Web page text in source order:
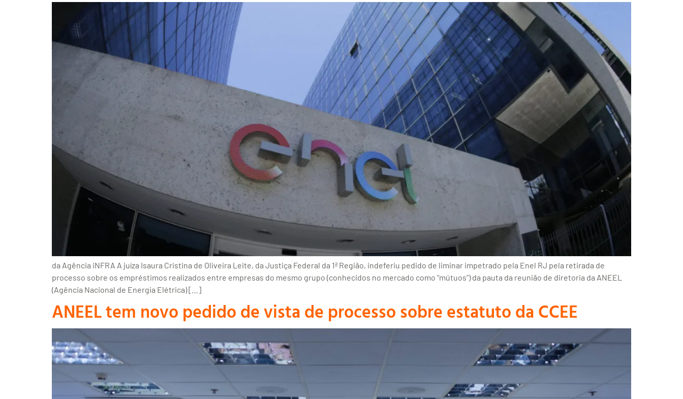
da Agência iNFRA A juíza Isaura Cristina de Oliveira Leite, da Justiça Federal da 1ª Região, indeferiu pedido de liminar impetrado pela Enel RJ pela retirada de
processo sobre os empréstimos realizados entre empresas do mesmo grupo (conhecidos no mercado como “mútuos”) da pauta da reunião de diretoria da ANEEL
(Agência Nacional de Energia Elétrica) […]
ANEEL tem novo pedido de vista de processo sobre estatuto da CCEE